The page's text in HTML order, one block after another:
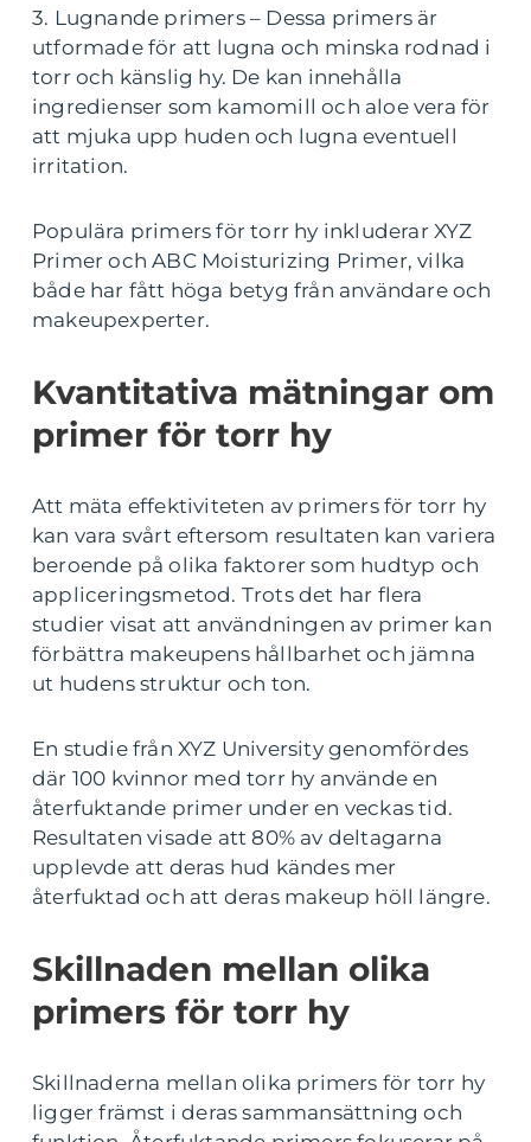
3. Lugnande primers – Dessa primers är
utformade för att lugna och minska rodnad i
torr och känslig hy. De kan innehålla
ingredienser som kamomill och aloe vera för
att mjuka upp huden och lugna eventuell
irritation.
Populära primers för torr hy inkluderar XYZ
Primer och ABC Moisturizing Primer, vilka
både har fått höga betyg från användare och
makeupexperter.
Kvantitativa mätningar om
primer för torr hy
Att mäta effektiviteten av primers för torr hy
kan vara svårt eftersom resultaten kan variera
beroende på olika faktorer som hudtyp och
appliceringsmetod. Trots det har flera
studier visat att användningen av primer kan
förbättra makeupens hållbarhet och jämna
ut hudens struktur och ton.
En studie från XYZ University genomfördes
där 100 kvinnor med torr hy använde en
återfuktande primer under en veckas tid.
Resultaten visade att 80% av deltagarna
upplevde att deras hud kändes mer
återfuktad och att deras makeup höll längre.
Skillnaden mellan olika
primers för torr hy
Skillnaderna mellan olika primers för torr hy
ligger främst i deras sammansättning och